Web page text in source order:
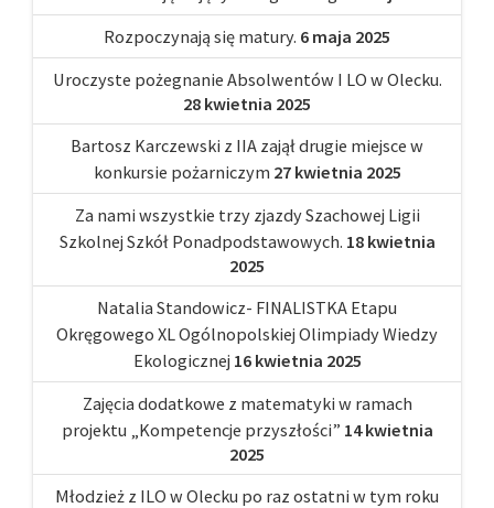
Rozpoczynają się matury. 6 maja 2025
Uroczyste pożegnanie Absolwentów I LO w Olecku.
28 kwietnia 2025
Bartosz Karczewski z IIA zajął drugie miejsce w
konkursie pożarniczym 27 kwietnia 2025
Za nami wszystkie trzy zjazdy Szachowej Ligii
Szkolnej Szkół Ponadpodstawowych. 18 kwietnia
2025
Natalia Standowicz- FINALISTKA Etapu
Okręgowego XL Ogólnopolskiej Olimpiady Wiedzy
Ekologicznej 16 kwietnia 2025
Zajęcia dodatkowe z matematyki w ramach
projektu „Kompetencje przyszłości” 14 kwietnia
2025
Młodzież z ILO w Olecku po raz ostatni w tym roku